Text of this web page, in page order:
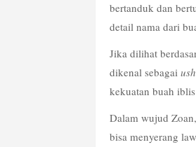
bertanduk dan
detail nama dari
Jika dilihat
dikenal sebagai
kekuatan buah
Dalam wujud
bisa menyerang